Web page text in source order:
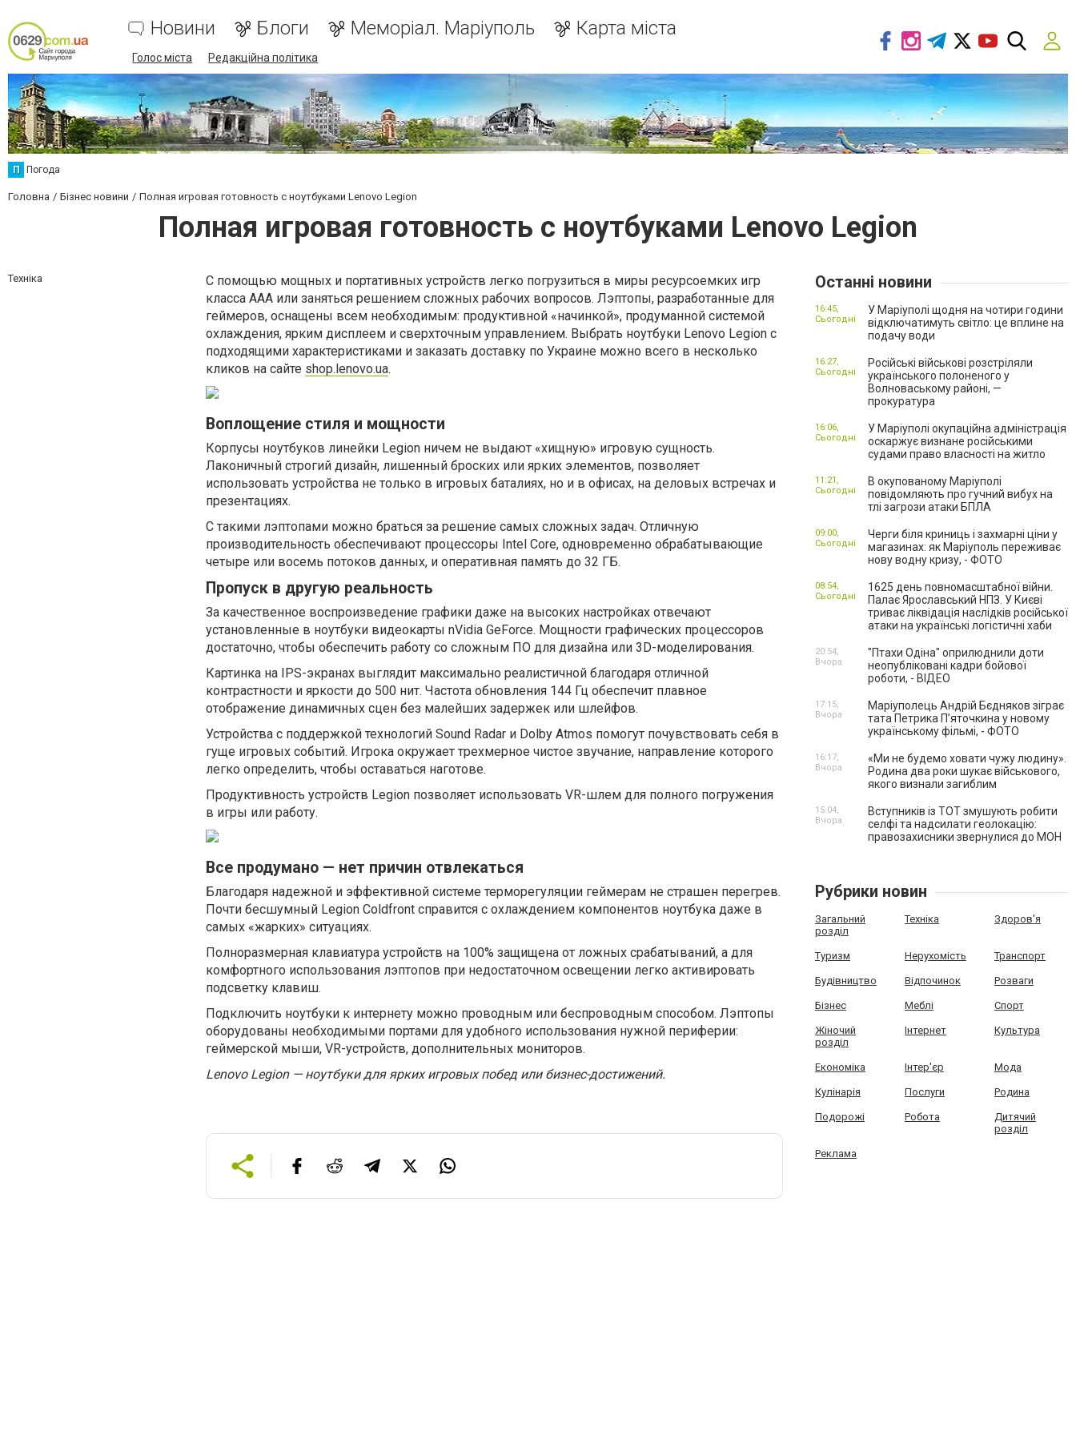
Новини Блоги Меморіал. Маріуполь Карта міста
Голос міста Редакційна політика
П Погода
Головна Бізнес новини Полная игровая готовность с ноутбуками Lenovo Legion
Полная игровая готовность с ноутбуками Lenovo Legion
Техніка
С помощью мощных и портативных устройств легко погрузиться в миры ресурсоемких игр
класса ААА или заняться решением сложных рабочих вопросов. Лэптопы, разработанные для
геймеров, оснащены всем необходимым: продуктивной «начинкой», продуманной системой
охлаждения, ярким дисплеем и сверхточным управлением. Выбрать ноутбуки Lenovo Legion с
подходящими характеристиками и заказать доставку по Украине можно всего в несколько
кликов на сайте shop.lenovo.ua.
Воплощение стиля и мощности
Корпусы ноутбуков линейки Legion ничем не выдают «хищную» игровую сущность.
Лаконичный строгий дизайн, лишенный броских или ярких элементов, позволяет
использовать устройства не только в игровых баталиях, но и в офисах, на деловых встречах и
презентациях.
С такими лэптопами можно браться за решение самых сложных задач. Отличную
производительность обеспечивают процессоры Intel Core, одновременно обрабатывающие
четыре или восемь потоков данных, и оперативная память до 32 ГБ.
Пропуск в другую реальность
За качественное воспроизведение графики даже на высоких настройках отвечают
установленные в ноутбуки видеокарты nVidia GeForce. Мощности графических процессоров
достаточно, чтобы обеспечить работу со сложным ПО для дизайна или 3D-моделирования.
Картинка на IPS-экранах выглядит максимально реалистичной благодаря отличной
контрастности и яркости до 500 нит. Частота обновления 144 Гц обеспечит плавное
отображение динамичных сцен без малейших задержек или шлейфов.
Устройства с поддержкой технологий Sound Radar и Dolby Atmos помогут почувствовать себя в
гуще игровых событий. Игрока окружает трехмерное чистое звучание, направление которого
легко определить, чтобы оставаться наготове.
Продуктивность устройств Legion позволяет использовать VR-шлем для полного погружения
в игры или работу.
Все продумано — нет причин отвлекаться
Благодаря надежной и эффективной системе терморегуляции геймерам не страшен перегрев.
Почти бесшумный Legion Coldfront справится с охлаждением компонентов ноутбука даже в
самых «жарких» ситуациях.
Полноразмерная клавиатура устройств на 100% защищена от ложных срабатываний, а для
комфортного использования лэптопов при недостаточном освещении легко активировать
подсветку клавиш.
Подключить ноутбуки к интернету можно проводным или беспроводным способом. Лэптопы
оборудованы необходимыми портами для удобного использования нужной периферии:
геймерской мыши, VR-устройств, дополнительных мониторов.
Lenovo Legion — ноутбуки для ярких игровых побед или бизнес-достижений.
Останні новини
У Маріуполі щодня на чотири години
відключатимуть світло: це вплине на
подачу води
16:45,
Сьогодні
Російські військові розстріляли
українського полоненого у
Волноваському районі, —
прокуратура
16:27,
Сьогодні
У Маріуполі окупаційна адміністрація
оскаржує визнане російськими
судами право власності на житло
16:06,
Сьогодні
В окупованому Маріуполі
повідомляють про гучний вибух на
тлі загрози атаки БПЛА
11:21,
Сьогодні
Черги біля криниць і захмарні ціни у
магазинах: як Маріуполь переживає
нову водну кризу, - ФОТО
09:00,
Сьогодні
1625 день повномасштабної війни.
Палає Ярославський НПЗ. У Києві
триває ліквідація наслідків російської
атаки на українські логістичні хаби
08:54,
Сьогодні
"Птахи Одіна" оприлюднили доти
неопубліковані кадри бойової
роботи, - ВІДЕО
20:54,
Вчора
Маріуполець Андрій Бєдняков зіграє
тата Петрика П’яточкина у новому
українському фільмі, - ФОТО
17:15,
Вчора
«Ми не будемо ховати чужу людину».
Родина два роки шукає військового,
якого визнали загиблим
16:17,
Вчора
Вступників із ТОТ змушують робити
селфі та надсилати геолокацію:
правозахисники звернулися до МОН
15:04,
Вчора
Рубрики новин
Загальний
розділ
Техніка Здоров'я
Туризм Нерухомість Транспорт
Будівництво Відпочинок Розваги
Бізнес Меблі Спорт
Жіночий
розділ
Інтернет Культура
Економіка Інтер'єр Мода
Кулінарія Послуги Родина
Подорожі Робота
Дитячий
розділ
Реклама